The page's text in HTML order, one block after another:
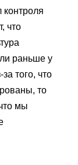
контроля
что
раньше у
того, что
то
мы